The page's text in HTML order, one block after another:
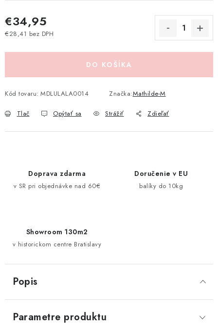
€34,95
€28,41 bez DPH
DO KOŠÍKA
Kód tovaru: MDLULALA0014 Značka:Mathilde-M
Tlač Opýtať sa Strážiť Zdieľať
Doprava zdarma
v SR pri objednávke nad 60€
Doručenie v EU
balíky do 10kg
Showroom 130m2
v historickom centre Bratislavy
Popis
Parametre produktu